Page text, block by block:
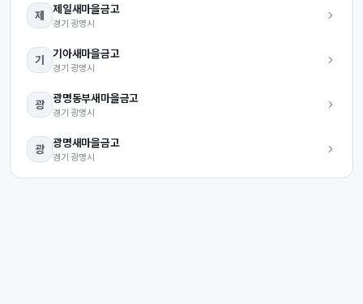
제 제일새마을금고
경기 광명시
기 기아새마을금고
경기 광명시
광 광명동부새마을금고
경기 광명시
광 광명새마을금고
경기 광명시